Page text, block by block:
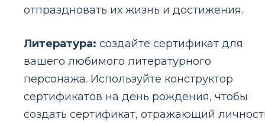
отпраздновать их жизнь и достижения.
Литература: создайте сертификат для
вашего любимого литературного
персонажа. Используйте конструктор
сертификатов на день рождения, чтобы
создать сертификат, отражающий